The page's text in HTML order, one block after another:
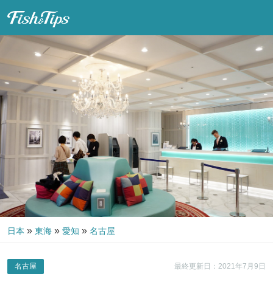
日本 » 東海 » 愛知 » 名古屋
最終更新日：2021年7月9日
名古屋